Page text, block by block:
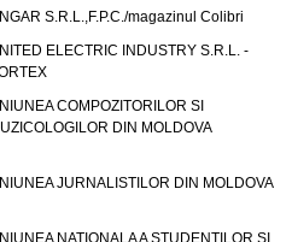
S.R.L.,F.P.C./magazinul Colibri
ELECTRIC INDUSTRY S.R.L. -
COMPOZITORILOR SI
DIN MOLDOVA
JURNALISTILOR DIN MOLDOVA
NATIONALA A STUDENTILOR SI